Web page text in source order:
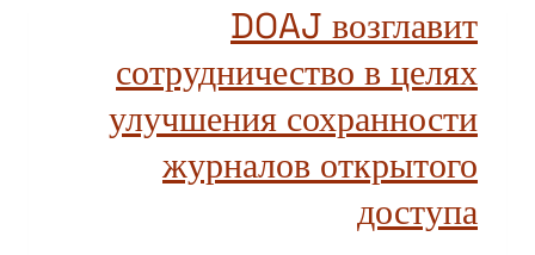
DOAJ возглавит
сотрудничество в целях
улучшения сохранности
журналов открытого
доступа